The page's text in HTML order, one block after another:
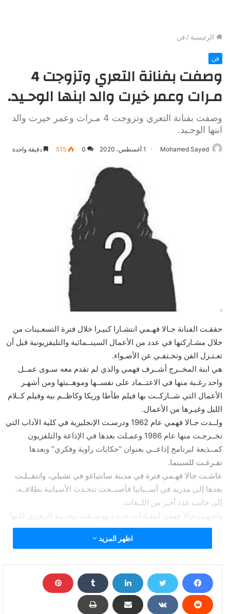
الرئيسية / فن
فن
وصفت بفنانة التعري وتزوجت 4
مـرات وعمر خيرت والد ابنها الوحـيد.
وصفت بفنانة التعري وتزوجت 4 مـرات وعمر خيرت والد
ابنها الوحـيد.
Mohamed Sayed 1 أغسطس، 2020 0
515 دقيقة واحدة
حققـت الفنانة جـالا فهـمي انتشـارا كبيـرا خلال فترة التسعـينات من
خلال مشـاركتها في عدد من الأعمال السينــمائية والتليفزيونية قبل أن
تعـتـزل الفن وتخـتفـي عن الأضـواء.
هي ابنة المخــرج أشــرف فهمي والذي لم تقدم معه سـوى عمــل
واحد رغـبة منها في الاعتــماد على نفســها وموهــبتها ومن أشهـر
الأعمال التي شــاركــت بها فيلم طأطا وريكا وكاظــم بيه وفيلم كــلام
الليل وغيـرها من الأعمال.
ولــدت جـالا فهمي عام 1962 ودرسـت الإنجليزية في كلية الآداب التي
تخــرجـت منها عام 1986 وعمـلت بعدها في الإذاعة والتلفزيون
كمــذيعة لبرنامج إذاعــي بعنوان “حكايات راوية وفكري” وبعدها
تفـرغـت للسينما.
عاشـت جالا فهـمي فترة في مدينة سانتياغو في تشيلي، وانتقــلـت
بعدها إلى مدريد في أســبانيا فأصبــحت تتحـدث الأسبانية بطلاقــة،
إلى جانب عدد آخـر من اللــغات.
واجـهـت جالا فهمي انتقـادات عديدة ووصــفت بنجــمة التـعـري لكنها
دافعــت مــرارا عن نفـسها في حوارات صـحفية أجـريت معها مؤكدة
على موهــبتها التمثيلية وعــدم تعـمدها ارتـداء الملابس الــساخـنة.
الحــجــارة” لمســاندة الشعـب الفلسطيني وهي من كلمات أحمد فؤاد
نجـم وألحان الموجي الصغير.في عام 2008 قدمـت جالا فهمي
استقــالتـها من نقــابة الممثــلين بعد أن شــعـرت بتهـمـيش أعمالها،
اظهر المزيد